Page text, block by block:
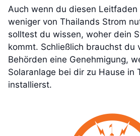
Auch wenn du diesen
weniger von Thailands Strom
solltest du wissen, woher dein
kommt. Schließlich brauchst du
Behörden eine Genehmigung,
Solaranlage bei dir zu Hause in
installierst.